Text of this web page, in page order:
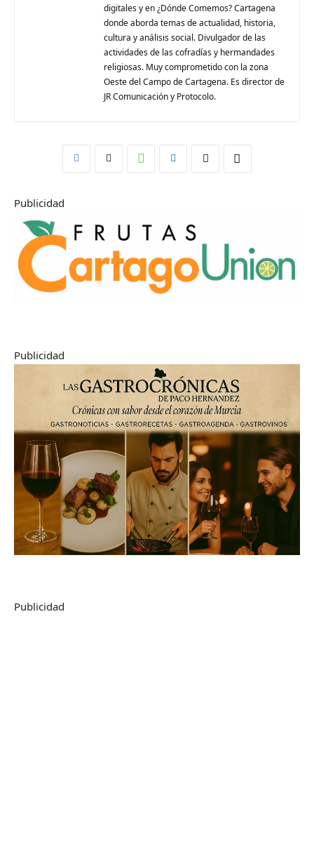
digitales y en ¿Dónde Comemos? Cartagena
donde aborda temas de actualidad, historia,
cultura y análisis social. Divulgador de las
actividades de las cofradías y hermandades
religiosas. Muy comprometido con la zona
Oeste del Campo de Cartagena. Es director de
JR Comunicación y Protocolo.
Publicidad
Publicidad
Publicidad